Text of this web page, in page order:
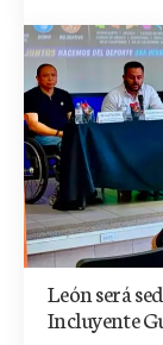
León será
Incluyente